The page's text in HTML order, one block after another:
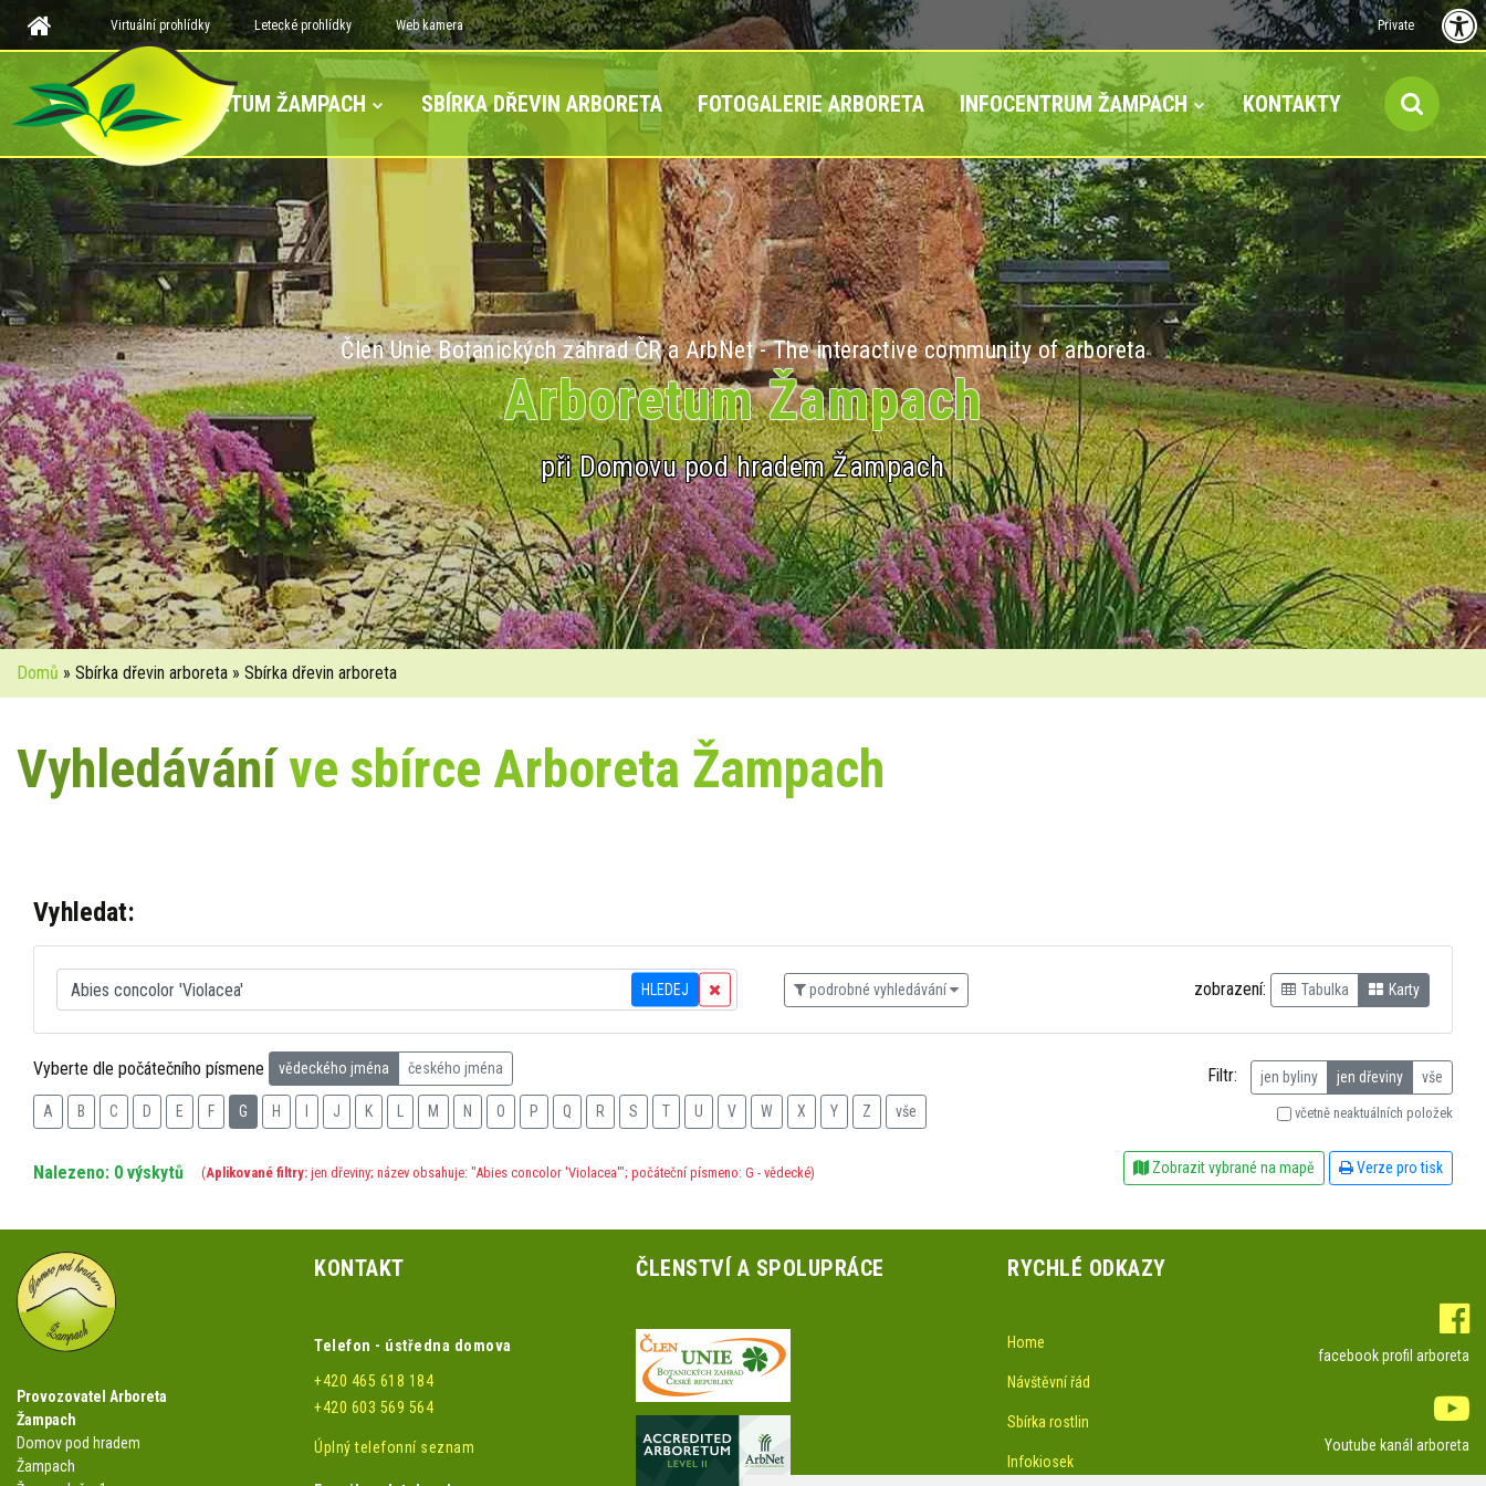
Virtuální prohlídky Letecké prohlídky Web kamera Private
ARBORETUM ŽAMPACH SBÍRKA DŘEVIN ARBORETA FOTOGALERIE ARBORETA INFOCENTRUM ŽAMPACH KONTAKTY
Člen Unie Botanických zahrad ČR a ArbNet - The interactive community of arboreta
Arboretum Žampach
při Domovu pod hradem Žampach
Domů » Sbírka dřevin arboreta » Sbírka dřevin arboreta
Vyhledáváníve sbírce Arboreta Žampach
Vyhledat:
HLEDEJ podrobné vyhledávání zobrazení: Tabulka Karty
Vyberte dle počátečního písmene vědeckého jména českého jména
A B C D E F G H J K M N O P Q R S T U V W X Y Z vše
Filtr: jen byliny jen dřeviny vše
včetně neaktuálních položek
Nalezeno: 0 výskytů (Aplikované filtry: jen dřeviny; název obsahuje: "Abies concolor 'Violacea'"; počáteční písmeno: G - vědecké) Zobrazit vybrané na mapě Verze pro tisk
Provozovatel Arboreta
Žampach
Domov pod hradem
Žampach
KONTAKT
Telefon - ústředna domova
+420 465 618 184
+420 603 569 564
Úplný telefonní seznam
ČLENSTVÍ A SPOLUPRÁCE RYCHLÉ ODKAZY
Home
Návštěvní řád
Sbírka rostlin
Infokiosek
facebook profil arboreta
Youtube kanál arboreta